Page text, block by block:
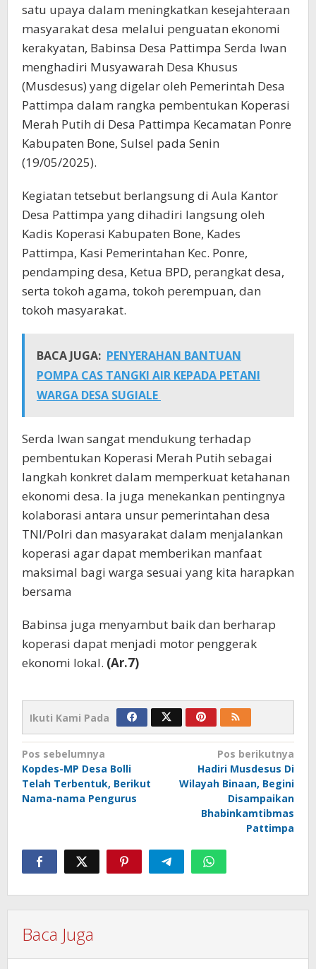
satu upaya dalam meningkatkan kesejahteraan
masyarakat desa melalui penguatan ekonomi
kerakyatan, Babinsa Desa Pattimpa Serda Iwan
menghadiri Musyawarah Desa Khusus
(Musdesus) yang digelar oleh Pemerintah Desa
Pattimpa dalam rangka pembentukan Koperasi
Merah Putih di Desa Pattimpa Kecamatan Ponre
Kabupaten Bone, Sulsel pada Senin
(19/05/2025).
Kegiatan tetsebut berlangsung di Aula Kantor
Desa Pattimpa yang dihadiri langsung oleh
Kadis Koperasi Kabupaten Bone, Kades
Pattimpa, Kasi Pemerintahan Kec. Ponre,
pendamping desa, Ketua BPD, perangkat desa,
serta tokoh agama, tokoh perempuan, dan
tokoh masyarakat.
BACA JUGA: PENYERAHAN BANTUAN
POMPA CAS TANGKI AIR KEPADA PETANI
WARGA DESA SUGIALE
Serda Iwan sangat mendukung terhadap
pembentukan Koperasi Merah Putih sebagai
langkah konkret dalam memperkuat ketahanan
ekonomi desa. Ia juga menekankan pentingnya
kolaborasi antara unsur pemerintahan desa
TNI/Polri dan masyarakat dalam menjalankan
koperasi agar dapat memberikan manfaat
maksimal bagi warga sesuai yang kita harapkan
bersama
Babinsa juga menyambut baik dan berharap
koperasi dapat menjadi motor penggerak
ekonomi lokal. (Ar.7)
Ikuti Kami Pada
Navigasi
pos
Pos sebelumnya
Kopdes-MP Desa Bolli
Telah Terbentuk, Berikut
Nama-nama Pengurus
Pos berikutnya
Hadiri Musdesus Di
Wilayah Binaan, Begini
Disampaikan
Bhabinkamtibmas
Pattimpa
Baca Juga